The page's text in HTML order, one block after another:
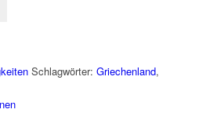
Schlagwörter: Griechenland,